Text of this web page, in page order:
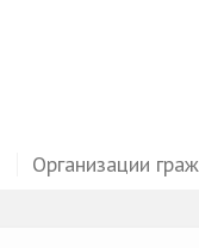
Организации